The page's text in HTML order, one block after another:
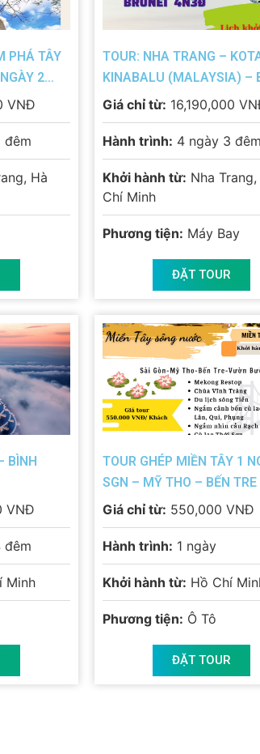
PHÁ TÂY
2
VNĐ
đêm
Hà
TOUR: NHA TRANG –
KINABALU (MALAYSIA) –
– NHA TRANG
Giá chỉ từ: 16,190,000
Hành trình: 4 ngày 3 đêm
Khởi hành từ: Nha
Chí Minh
Phương tiện: Máy Bay
ĐẶT TOUR
BÌNH
VNĐ
đêm
Minh
TOUR GHÉP MIỀN TÂY 1
SGN – MỸ THO – BẾN TRE
VƯỜN BƯỞI – SGN
Giá chỉ từ: 550,000 VNĐ
Hành trình: 1 ngày
Khởi hành từ: Hồ Chí
Phương tiện: Ô Tô
ĐẶT TOUR